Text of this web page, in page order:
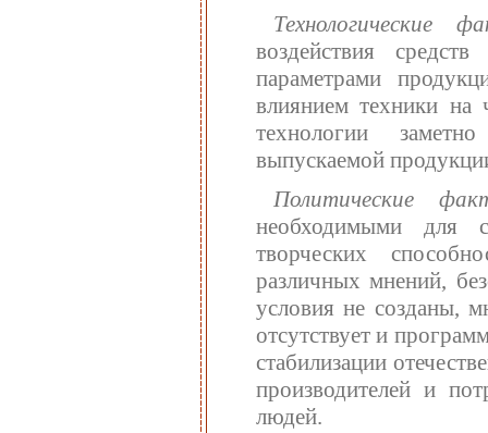
Технологические
воздействия
параметрами
влиянием техники на
технологии
выпускаемой
Политические
необходимыми для
творческих
различных мнений,
условия не созданы,
отсутствует и
стабилизации
производителей и
людей.